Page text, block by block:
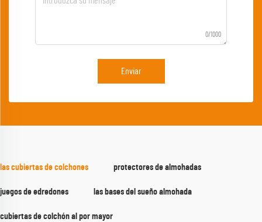
0/1000
Enviar
las cubiertas de colchones protectores de almohadas
juegos de edredones las bases del sueño almohada
cubiertas de colchón al por mayor